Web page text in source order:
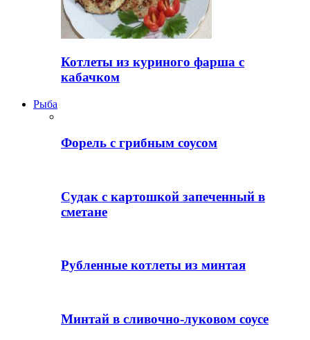
Котлеты из куриного фарша с
кабачком
Рыба
Форель с грибным соусом
Судак с картошкой запеченный в
сметане
Рубленные котлеты из минтая
Минтай в сливочно-луковом соусе